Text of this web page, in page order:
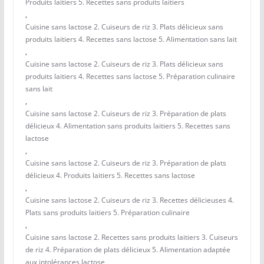
Produits laitiers 5. Recettes sans produits laitiers
,
Cuisine sans lactose 2. Cuiseurs de riz 3. Plats délicieux sans
produits laitiers 4. Recettes sans lactose 5. Alimentation sans lait
,
Cuisine sans lactose 2. Cuiseurs de riz 3. Plats délicieux sans
produits laitiers 4. Recettes sans lactose 5. Préparation culinaire
sans lait
,
Cuisine sans lactose 2. Cuiseurs de riz 3. Préparation de plats
délicieux 4. Alimentation sans produits laitiers 5. Recettes sans
lactose
,
Cuisine sans lactose 2. Cuiseurs de riz 3. Préparation de plats
délicieux 4. Produits laitiers 5. Recettes sans lactose
,
Cuisine sans lactose 2. Cuiseurs de riz 3. Recettes délicieuses 4.
Plats sans produits laitiers 5. Préparation culinaire
,
Cuisine sans lactose 2. Recettes sans produits laitiers 3. Cuiseurs
de riz 4. Préparation de plats délicieux 5. Alimentation adaptée
aux intolérances lactose